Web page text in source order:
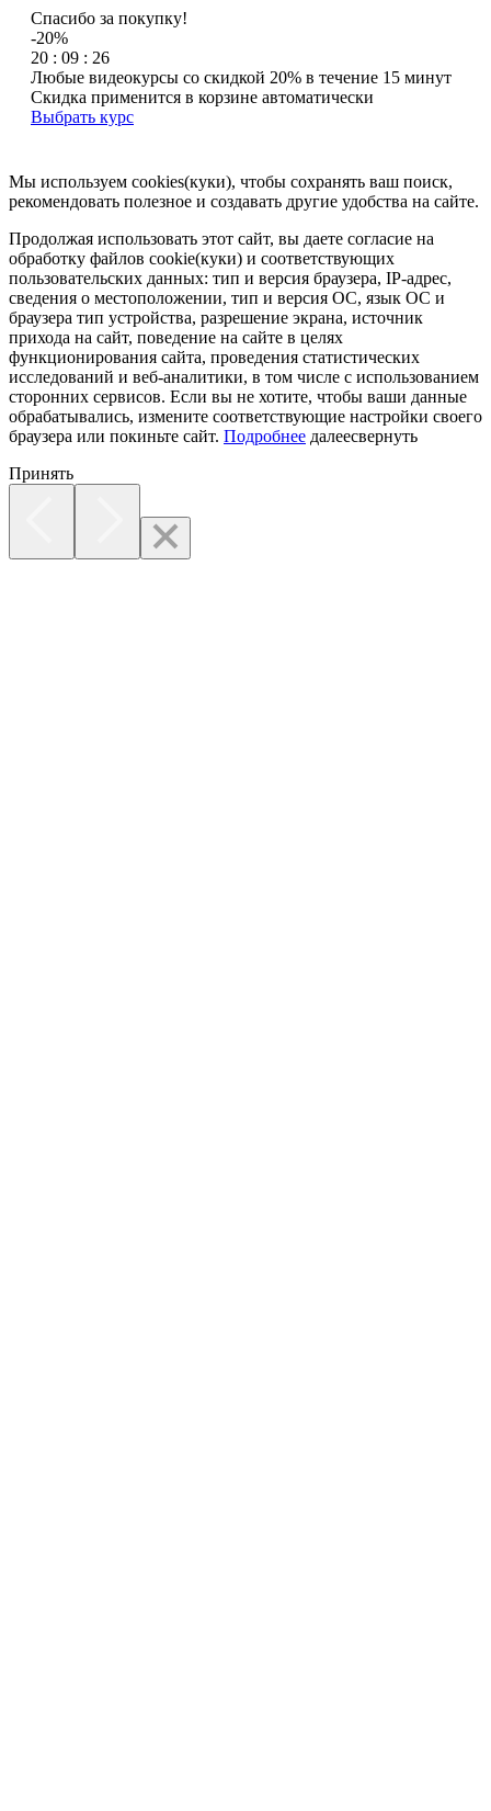
Спасибо за покупку!
-20%
20 : 09 : 26
Любые видеокурсы со скидкой 20% в течение 15 минут
Скидка применится в корзине автоматически
Выбрать курс
Мы используем cookies(куки), чтобы сохранять ваш поиск,
рекомендовать полезное и создавать другие удобства на сайте.
Продолжая использовать этот сайт, вы даете согласие на
обработку файлов cookie(куки) и соответствующих
пользовательских данных: тип и версия браузера, IP-адрес,
сведения о местоположении, тип и версия ОС, язык ОС и
браузера тип устройства, разрешение экрана, источник
прихода на сайт, поведение на сайте в целях
функционирования сайта, проведения статистических
исследований и веб-аналитики, в том числе с использованием
сторонних сервисов. Если вы не хотите, чтобы ваши данные
обрабатывались, измените соответствующие настройки своего
браузера или покиньте сайт. Подробнее далеесвернуть
Принять